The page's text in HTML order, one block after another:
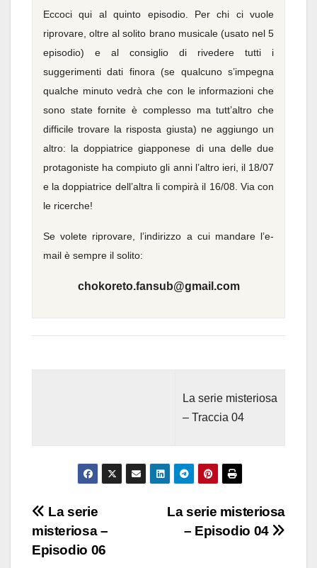
Eccoci qui al quinto episodio. Per chi ci vuole
riprovare, oltre al solito brano musicale (usato nel 5
episodio) e al consiglio di rivedere tutti i
suggerimenti dati finora (se qualcuno s’impegna
qualche minuto vedrà che con le informazioni che
sono state fornite è complesso ma tutt’altro che
difficile trovare la risposta giusta) ne aggiungo un
altro: la doppiatrice giapponese di una delle due
protagoniste ha compiuto gli anni l’altro ieri, il 18/07
e la doppiatrice dell’altra li compirà il 16/08. Via con
le ricerche!
Se volete riprovare, l’indirizzo a cui mandare l’e-
mail è sempre il solito:
chokoreto.fansub@gmail.com
La serie misteriosa
– Traccia 04
Navigazione
articoli
La serie misteriosa
– Episodio 04
La serie
misteriosa –
Episodio 06